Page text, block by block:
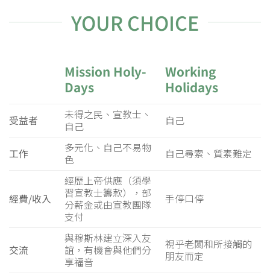
YOUR CHOICE
Mission Holy-
Days
Working
Holidays
受益者
未得之民、宣教士、
自己
自己
工作
多元化、自己不易物
色
自己尋索、質素難定
經費/收入
經歷上帝供應（須學
習宣教士籌款），部
分薪金或由宣教團隊
支付
手停口停
交流
與穆斯林建立深入友
誼，有機會與他們分
享福音
視乎老闆和所接觸的
朋友而定